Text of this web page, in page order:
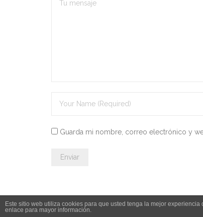
Guarda mi nombre, correo electrónico y
© 2026 Leyesdeoposiciones.es -
Este sitio web utiliza cookies para que usted tenga la mejor
enlace para mayor información.